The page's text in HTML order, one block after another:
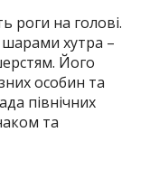
роги на голові.
хутра –
Його
особин та
північних
та